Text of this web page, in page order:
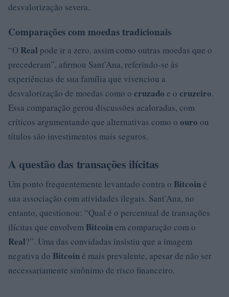
desvalorização severa.
Comparações com moedas tradicionais
“O Real pode ir a zero, assim como outras moedas que o
precederam”, afirmou Sant’Ana, referindo-se às
experiências de sua família que vivenciou a
desvalorização de moedas como o cruzado e o cruzeiro.
Essa comparação gerou discussões acaloradas, com
críticos argumentando que alternativas como o ouro ou
títulos são investimentos mais seguros.
A questão das transações ilícitas
Um ponto frequentemente levantado contra o Bitcoiné
sua associação com atividades ilegais. Sant’Ana, no
entanto, questionou: “Qual é o percentual de transações
ilícitas que envolvem Bitcoinem comparação com o
Real?”. Uma das convidadas insistiu que a imagem
negativa do Bitcoiné mais prevalente, apesar de não ser
necessariamente sinônimo de risco financeiro.